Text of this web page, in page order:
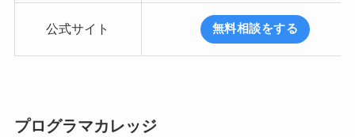
公式サイト 無料相談をする
プログラマカレッジ